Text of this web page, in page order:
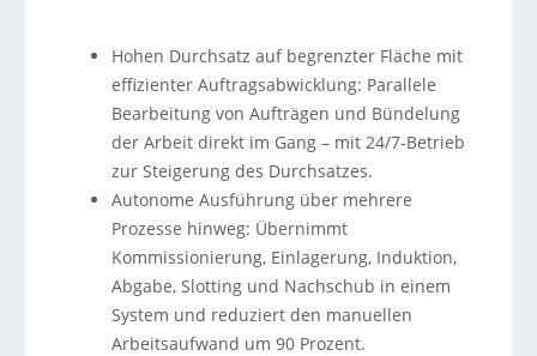
Hohen Durchsatz auf begrenzter Fläche mit
effizienter Auftragsabwicklung: Parallele
Bearbeitung von Aufträgen und Bündelung
der Arbeit direkt im Gang – mit 24/7-Betrieb
zur Steigerung des Durchsatzes.
Autonome Ausführung über mehrere
Prozesse hinweg: Übernimmt
Kommissionierung, Einlagerung, Induktion,
Abgabe, Slotting und Nachschub in einem
System und reduziert den manuellen
Arbeitsaufwand um 90 Prozent.